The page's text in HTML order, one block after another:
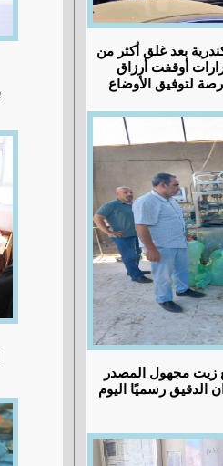
بعد غلق أكثر من
أوقفت أرزاق
لتوفيق الأوضاع
زيت مجهول المصدر
الدقيق رسميًا اليوم